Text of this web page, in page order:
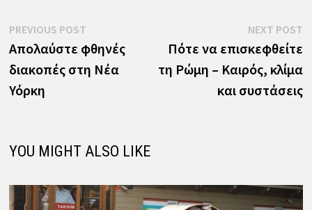
Πλοήγηση
άρθρων
PREVIOUS POSTPrevious
post:
Απολαύστε φθηνές
διακοπές στη Νέα
Υόρκη
NEXT POST
Πότε να επισκεφθείτε
τη Ρώμη – Καιρός, κλίμα
και συστάσεις
YOU MIGHT ALSO LIKE